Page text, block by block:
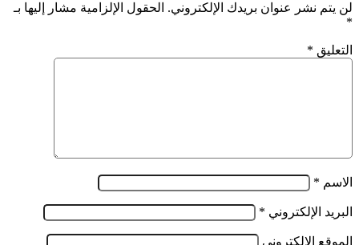
لن يتم نشر عنوان بريدك الإلكتروني. الحقول الإلزامية مشار إليها بـ
*
التعليق *
الاسم *
البريد الإلكتروني *
الموقع الإلكتروني